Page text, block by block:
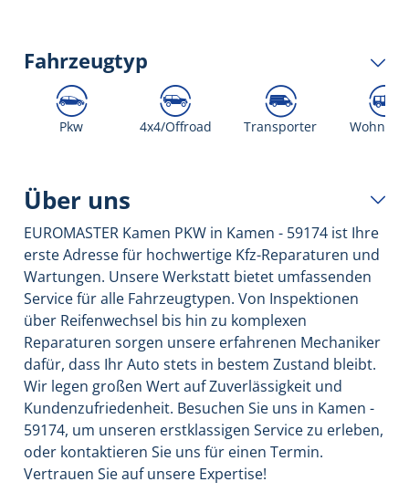
Fahrzeugtyp
Pkw 4x4/Offroad Transporter
Über uns
EUROMASTER Kamen PKW in Kamen - 59174 ist Ihre
erste Adresse für hochwertige Kfz-Reparaturen und
Wartungen. Unsere Werkstatt bietet umfassenden
Service für alle Fahrzeugtypen. Von Inspektionen
über Reifenwechsel bis hin zu komplexen
Reparaturen sorgen unsere erfahrenen Mechaniker
dafür, dass Ihr Auto stets in bestem Zustand bleibt.
Wir legen großen Wert auf Zuverlässigkeit und
Kundenzufriedenheit. Besuchen Sie uns in Kamen -
59174, um unseren erstklassigen Service zu erleben,
oder kontaktieren Sie uns für einen Termin.
Vertrauen Sie auf unsere Expertise!